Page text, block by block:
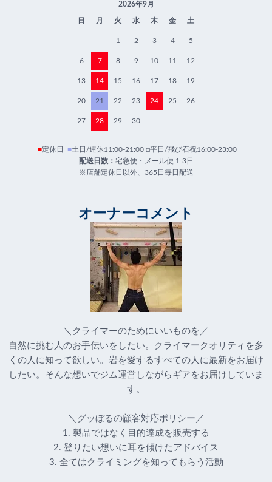
2026年9月
日 月 火 水 木 金 土
1 2 3 4 5
6 7 8 9 10 11 12
13 14 15 16 17 18 19
20 21 22 23 24 25 26
27 28 29 30
■定休日 ■土日/連休11:00-21:00 □平日/飛び石祝16:00-23:00
配送日数： 宅急便・メール便 1-3日
※店舗定休日以外、365日毎日配送
オーナーコメント
＼クライマーのためにいいものを／
自然に挑む人のお手伝いをしたい。クライマークオリティを多
くの人に知って欲しい。岩を愛するすべての人に最新をお届け
したい。そんな想いでジム運営しながらギアをお届けしていま
す。
＼グッぼるの顧客対応ポリシー／
1. 製品ではなく目的達成を販売する
2. 登りたい想いに耳を傾けたアドバイス
3. 全てはクライミングを知ってもらう活動